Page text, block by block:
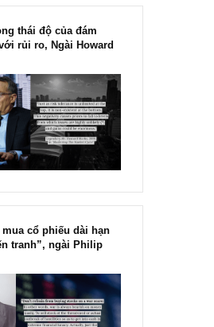
thái độ của đám
với rủi ro, Ngài Howard
mua cổ phiếu dài hạn